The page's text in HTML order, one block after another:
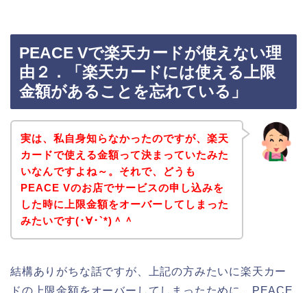
PEACE Vで楽天カードが使えない理
由２．「楽天カードには使える上限
金額があることを忘れている」
実は、私自身知らなかったのですが、楽天
カードで使える金額って決まっていたみた
いなんですよね～。それで、どうも
PEACE Vのお店でサービスの申し込みを
した時に上限金額をオーバーしてしまった
みたいです(･∀･`*)＾＾
結構ありがちな話ですが、上記の方みたいに楽天カー
ドの上限金額をオーバーしてしまったために、PEACE